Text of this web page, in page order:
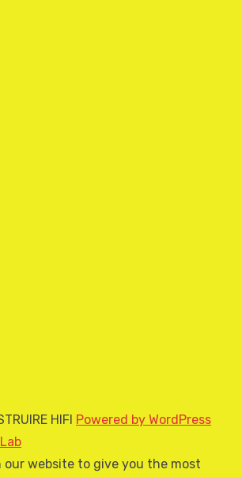
HIFI Powered by WordPress
our website to give you the most